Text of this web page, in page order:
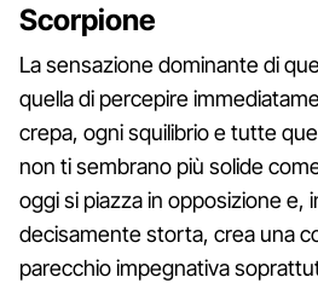
Scorpione
La sensazione dominante di
quella di percepire
crepa, ogni squilibrio e tutte
non ti sembrano più solide
oggi si piazza in opposizione e,
decisamente storta, crea una
parecchio impegnativa